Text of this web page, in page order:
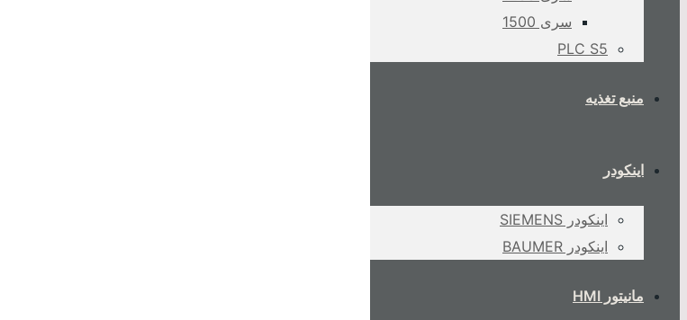
سری 1500
PLC S5
منبع تغذیه
اینکودر
اینکودر SIEMENS
اینکودر BAUMER
مانیتور HMI